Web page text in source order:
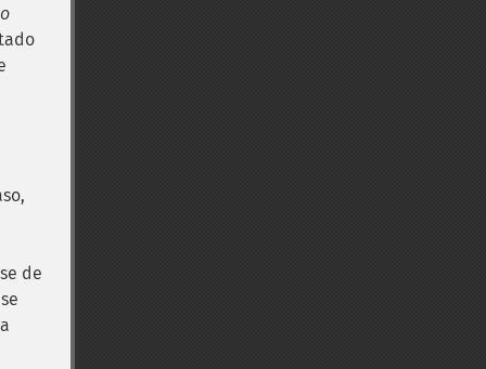
de